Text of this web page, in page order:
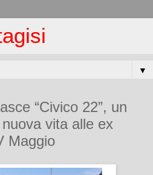
▼
“Civico 22”, un
vita alle ex
Maggio